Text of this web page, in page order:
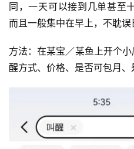
同，一天可以接到几单甚至
而且一般集中在早上，不耽误
方法：在某宝／某鱼上开个
醒方式、价格、是否可包月、